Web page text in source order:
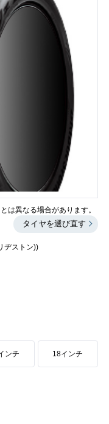
は異なる場合があります。
タイヤを選び直す
ヂストン))
ンチ 18インチ